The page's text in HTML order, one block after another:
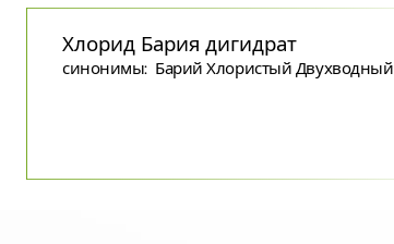
Хлорид Бария дигидрат
синонимы: Барий Хлористый Двухводный